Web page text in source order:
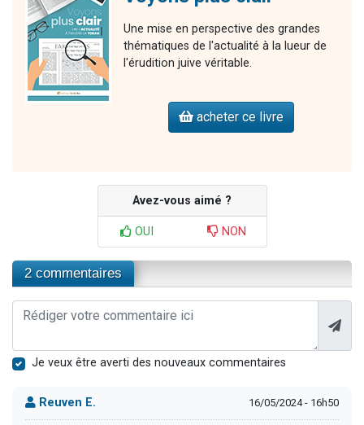
Une mise en perspective des grandes
thématiques de l'actualité à la lueur de
l'érudition juive véritable.
acheter ce livre
Avez-vous aimé ?
OUI NON
2 commentaires
Je veux être averti des nouveaux commentaires
Reuven E. 16/05/2024 - 16h50